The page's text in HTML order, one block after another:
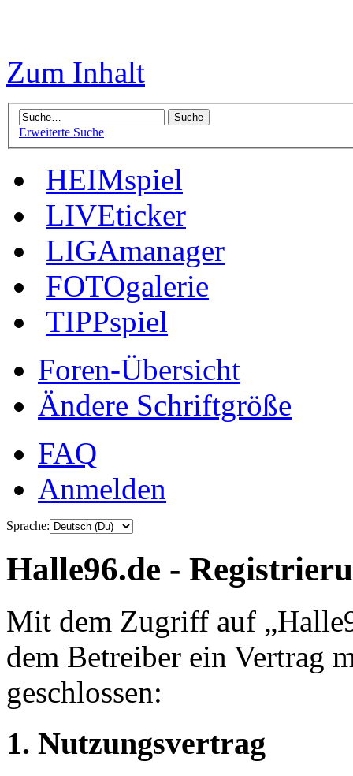
Zum Inhalt
Erweiterte Suche
HEIMspiel
LIVEticker
LIGAmanager
FOTOgalerie
TIPPspiel
Foren-Übersicht
Ändere Schriftgröße
FAQ
Anmelden
Sprache:
Halle96.de -
Mit dem Zugriff auf
dem Betreiber ein Vertrag
geschlossen:
1. Nutzungsvertrag